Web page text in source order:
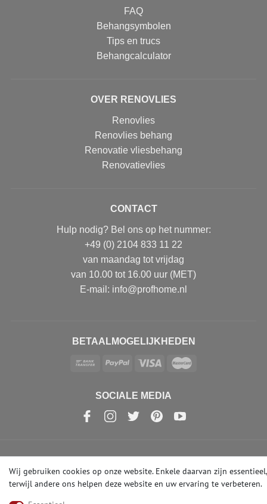
FAQ
Behangsymbolen
Tips en trucs
Behangcalculator
OVER RENOVLIES
Renovlies
Renovlies behang
Renovatie vliesbehang
Renovatievlies
CONTACT
Hulp nodig? Bel ons op het nummer:
+49 (0) 2104 833 11 22
van maandag tot vrijdag
van 10.00 tot 16.00 uur (MET)
E-mail: info@profhome.nl
BETAALMOGELIJKHEDEN
SOCIALE MEDIA
Wij gebruiken cookies op onze website. Enkele daarvan zijn essentieel,
terwijl andere ons helpen deze website en uw ervaring te verbeteren.